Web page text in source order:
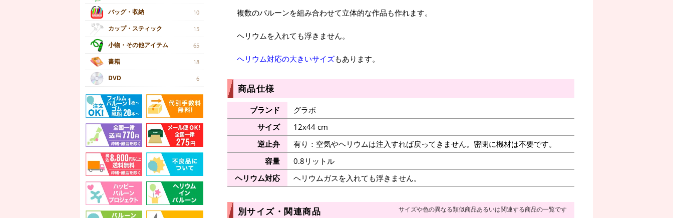
バッグ・収納 10
カップ・スティック 15
小物・その他アイテム 65
書籍 18
DVD 6
複数のバルーンを組み合わせて立体的な作品も作れます。
ヘリウムを入れても浮きません。
ヘリウム対応の大きいサイズもあります。
商品仕様
ブランド
グラボ
サイズ
12x44 cm
逆止弁
有り：空気やヘリウムは注入すれば戻ってきません。密閉に機材は不要です。
容量
0.8リットル
ヘリウム対応
ヘリウムガスを入れても浮きません。
別サイズ・関連商品 サイズや色の異なる類似商品あるいは関連する商品の一覧です